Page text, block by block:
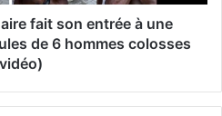
fait son entrée à une
de 6 hommes colosses